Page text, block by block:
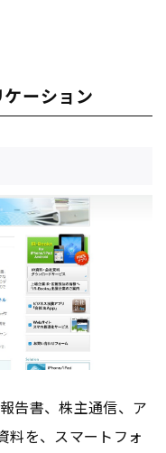
ーション
告書、株主通信、ア
料を、スマートフォ